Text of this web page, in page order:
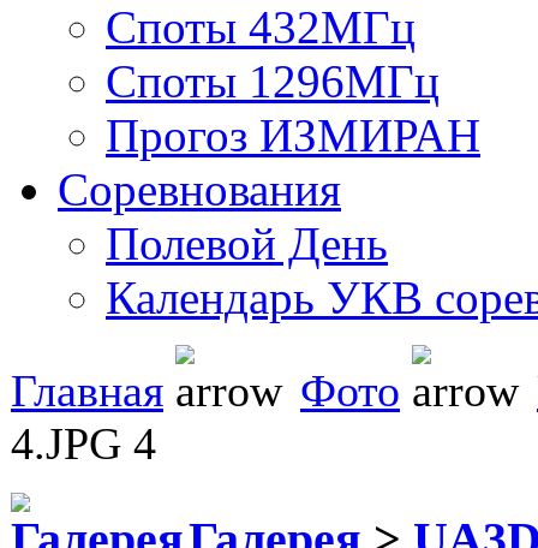
Споты 432МГц
Споты 1296МГц
Прогоз ИЗМИРАН
Соревнования
Полевой День
Календарь УКВ
Главная Фото
4.JPG 4